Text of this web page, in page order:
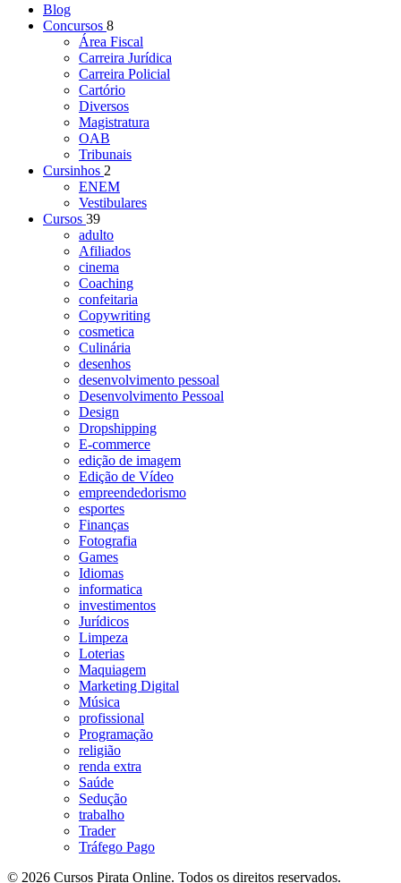
Blog
Concursos 8
Área Fiscal
Carreira Jurídica
Carreira Policial
Cartório
Diversos
Magistratura
OAB
Tribunais
Cursinhos 2
ENEM
Vestibulares
Cursos 39
adulto
Afiliados
cinema
Coaching
confeitaria
Copywriting
cosmetica
Culinária
desenhos
desenvolvimento pessoal
Desenvolvimento Pessoal
Design
Dropshipping
E-commerce
edição de imagem
Edição de Vídeo
empreendedorismo
esportes
Finanças
Fotografia
Games
Idiomas
informatica
investimentos
Jurídicos
Limpeza
Loterias
Maquiagem
Marketing Digital
Música
profissional
Programação
religião
renda extra
Saúde
Sedução
trabalho
Trader
Tráfego Pago
© 2026 Cursos Pirata Online. Todos os direitos reservados.